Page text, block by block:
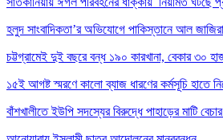
হলুদ সাংবাদিকতা’র অভিযোগে পাকিস্তানে আল
চট্টগ্রামেই দুই বছরে বন্ধ ১৯০ কারখানা, বেকার ৩০
১৫ই আগষ্ট স্মরণে কালো ব্যাজ ধারণের কর্মসূচি হাতে
বাঁশখালীতে ইউপি সদস্যের বিরুদ্ধে পাহাড়ের মাটি